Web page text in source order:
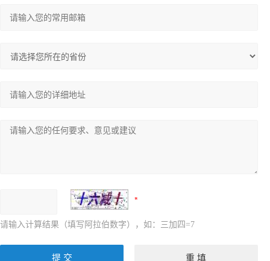
请输入计算结果（填写阿拉伯数字），如：三加四=7